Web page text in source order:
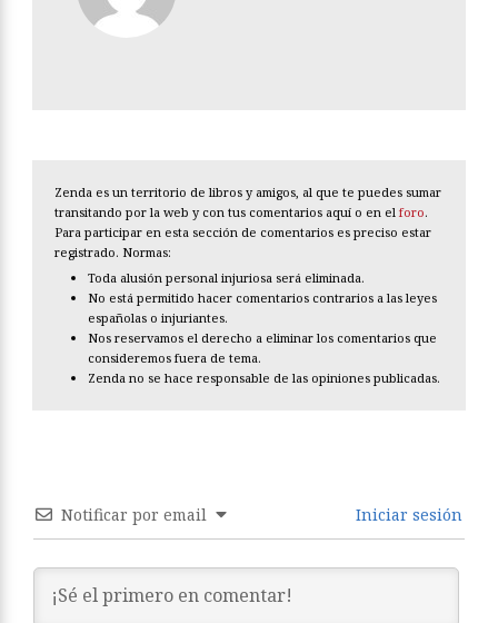
Zenda es un territorio de libros y amigos, al que te puedes sumar
transitando por la web y con tus comentarios aquí o en el foro.
Para participar en esta sección de comentarios es preciso estar
registrado. Normas:
Toda alusión personal injuriosa será eliminada.
No está permitido hacer comentarios contrarios a las leyes
españolas o injuriantes.
Nos reservamos el derecho a eliminar los comentarios que
consideremos fuera de tema.
Zenda no se hace responsable de las opiniones publicadas.
Notificar por email Iniciar sesión